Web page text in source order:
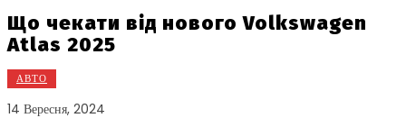
Що чекати від нового Volkswagen
Atlas 2025
АВТО
14 Вересня, 2024